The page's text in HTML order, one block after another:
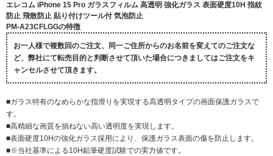
エレコム iPhone 15 Pro ガラスフィルム 高透明 強化ガラス 表面硬度10H 指紋
防止 飛散防止 貼り付けツール付 気泡防止
PM-A23CFLGGの特徴
お一人様で複数回のご注文、同一ご住所からのお名前を変えてのご注文な
ど、弊社にて転売目的と判断させて頂いた場合につきましてはご注文をキ
ャンセルさせて頂きます。
■ガラス特有のなめらかな指滑りを実現する高透明タイプの画面保護ガラスで
す。
■高精細な画質を損ねない高い透明度を実現します。
■表面硬度10Hの強化ガラス採用により、保護ガラス表面の傷を防止します。
■※当社基準による10H鉛筆硬度試験での実力値です。